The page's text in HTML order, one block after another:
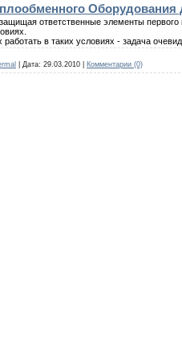
ответственные элементы
в таких условиях - задача
Дата: 29.03.2010 Комментарии (0)